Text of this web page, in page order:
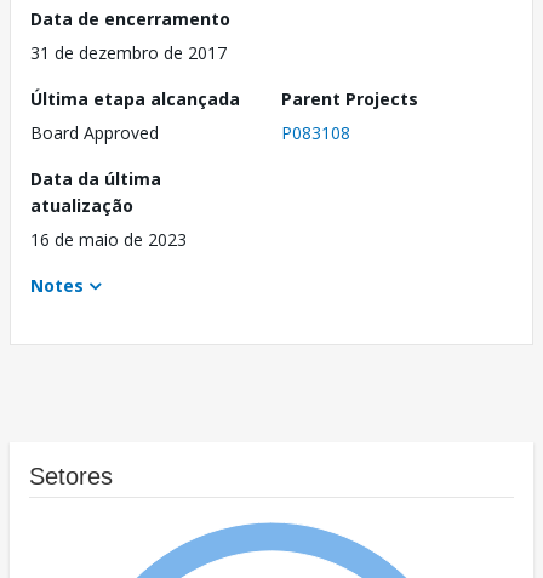
Data de encerramento
31 de dezembro de 2017
Última etapa alcançada
Board Approved
Parent Projects
P083108
Data da última
atualização
16 de maio de 2023
Notes
Setores